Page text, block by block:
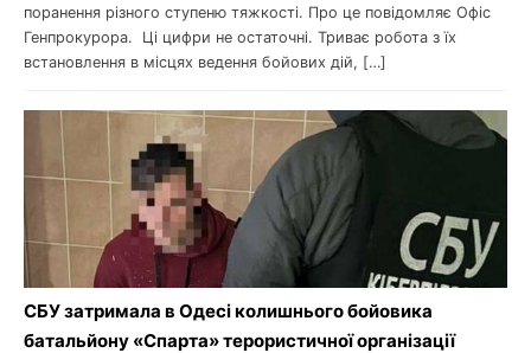
поранення різного ступеню тяжкості. Про це повідомляє Офіс
Генпрокурора. Ці цифри не остаточні. Триває робота з їх
встановлення в місцях ведення бойових дій, […]
СБУ затримала в Одесі колишнього бойовика
батальйону «Спарта» терористичної організації